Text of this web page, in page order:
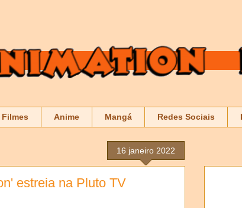
Filmes Anime Mangá Redes Sociais
16 janeiro 2022
estreia na Pluto TV